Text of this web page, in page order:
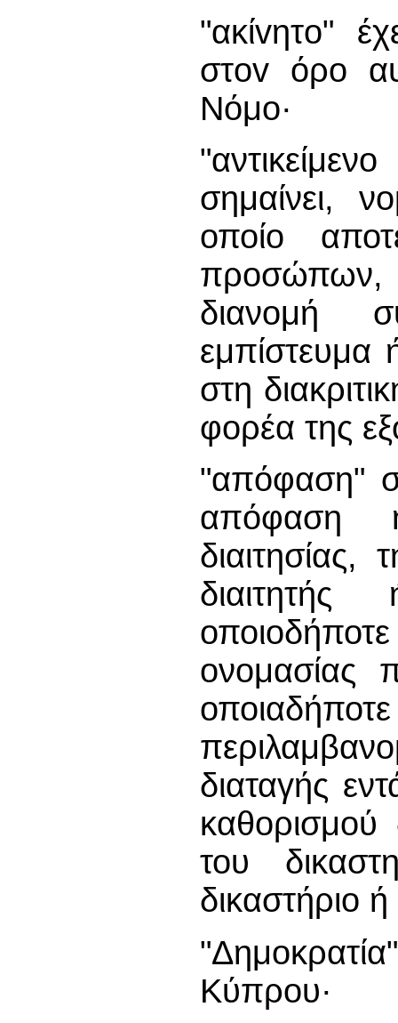
"ακίvητo"
στov όρο
Νόμο·
σημαίνει,
οποίο
προσώπων,
διανομή
εμπίστευμα
στη
φορέα της
"απόφαση"
απόφαση
διαιτησίας,
ονομασίας
διαταγής
καθορισμού
του
δικαστήριο ή
Κύπρου·